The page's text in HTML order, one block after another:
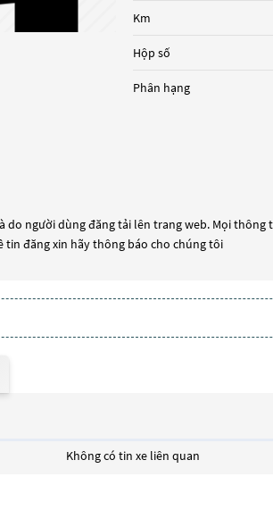
Km
Hộp số
Phân hạng
do người dùng đăng tải lên trang web. Mọi
tin đăng xin hãy thông báo cho chúng tôi
Không có tin xe liên quan